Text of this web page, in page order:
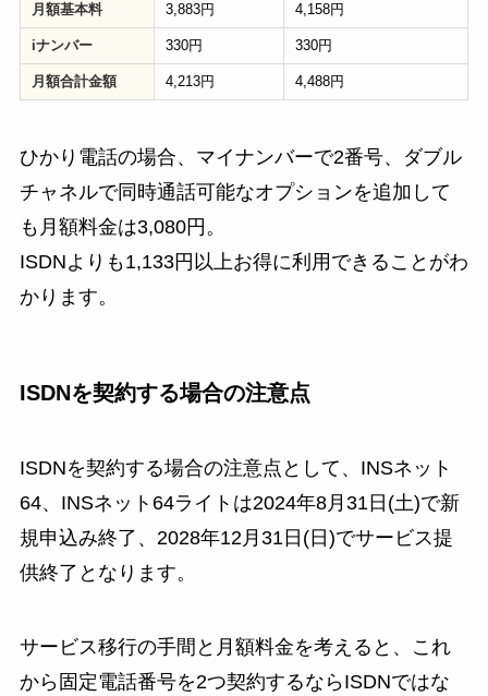
月額基本料 3,883円 4,158円
iナンバー 330円 330円
月額合計金額 4,213円 4,488円
ひかり電話の場合、マイナンバーで2番号、ダブル
チャネルで同時通話可能なオプションを追加して
も月額料金は3,080円。
ISDNよりも1,133円以上お得に利用できることがわ
かります。
ISDNを契約する場合の注意点
ISDNを契約する場合の注意点として、INSネット
64、INSネット64ライトは2024年8月31日(土)で新
規申込み終了、2028年12月31日(日)でサービス提
供終了となります。
サービス移行の手間と月額料金を考えると、これ
から固定電話番号を2つ契約するならISDNではな